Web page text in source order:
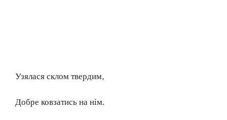
Узялася склом твердим,
Добре ковзатись на нім.